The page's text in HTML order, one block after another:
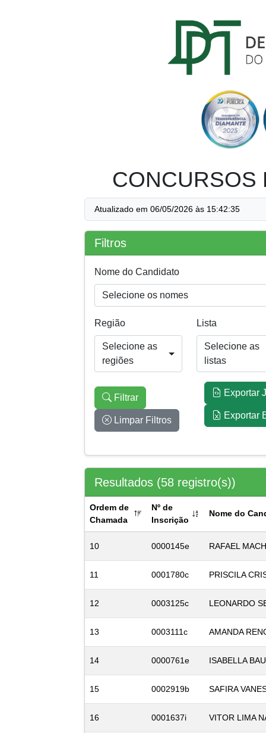
CONCURSOS
Atualizado em 06/05/2026 às 15:42:35
Filtros
Nome do Candidato
Selecione os nomes
Região
Selecione as
regiões
Lista
Selecione as
listas
Filtrar
Limpar Filtros
Exportar
Exportar
Resultados (58 registro(s))
Ordem de
Chamada
Nº de
Inscrição
Nome do
10 0000145e RAFAEL
11 0001780c PRISCILA
12 0003125c LEONARDO
13 0003111c AMANDA
14 0000761e ISABELLA
15 0002919b SAFIRA
16 0001637i VITOR LIMA